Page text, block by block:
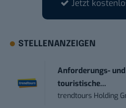
Jetzt
STELLENANZEIGEN
Anforderungs-
touristische...
trendtours Holding